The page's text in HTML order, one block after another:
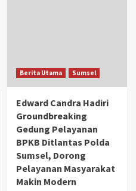
Berita Utama Sumsel
Edward Candra Hadiri
Groundbreaking
Gedung Pelayanan
BPKB Ditlantas Polda
Sumsel, Dorong
Pelayanan Masyarakat
Makin Modern